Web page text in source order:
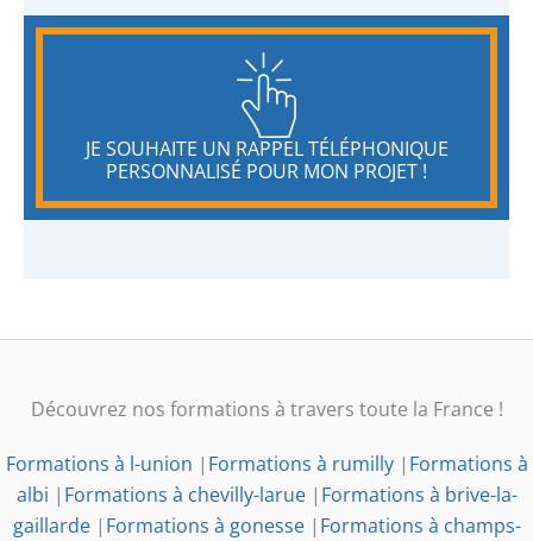
JE SOUHAITE UN RAPPEL TÉLÉPHONIQUE
PERSONNALISÉ POUR MON PROJET !
Découvrez nos formations à travers toute la France !
Formations à l-union | Formations à rumilly| Formations à
albi | Formations à chevilly-larue| Formations à brive-la-
gaillarde| Formations à gonesse| Formations à champs-